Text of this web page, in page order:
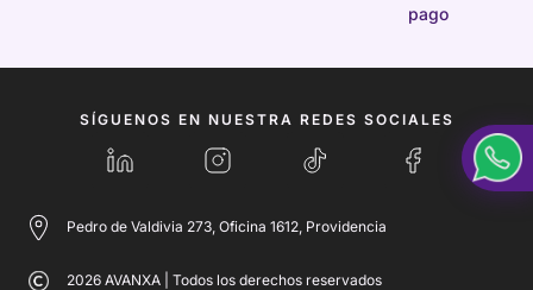
pago
Pedro de Valdivia 273, Oficina 1612, Providencia
2026 AVANXA | Todos los derechos reservados
SÍGUENOS EN NUESTRA REDES SOCIALES